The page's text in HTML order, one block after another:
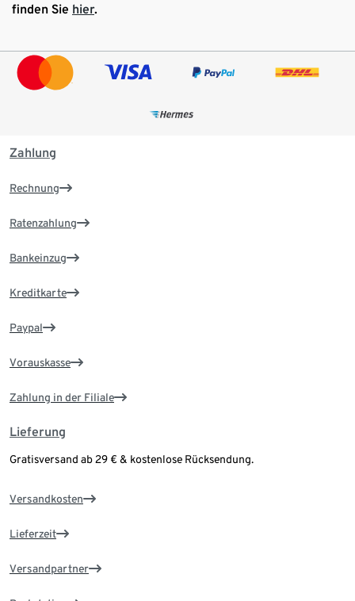
finden Sie hier.
Zahlung
Rechnung
Ratenzahlung
Bankeinzug
Kreditkarte
Paypal
Vorauskasse
Zahlung in der Filiale
Lieferung
Gratisversand ab 29 € & kostenlose Rücksendung.
Versandkosten
Lieferzeit
Versandpartner